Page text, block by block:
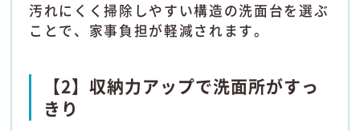
汚れにくく掃除しやすい構造の洗面台を選ぶ
ことで、家事負担が軽減されます。
【2】収納力アップで洗面所がすっ
きり